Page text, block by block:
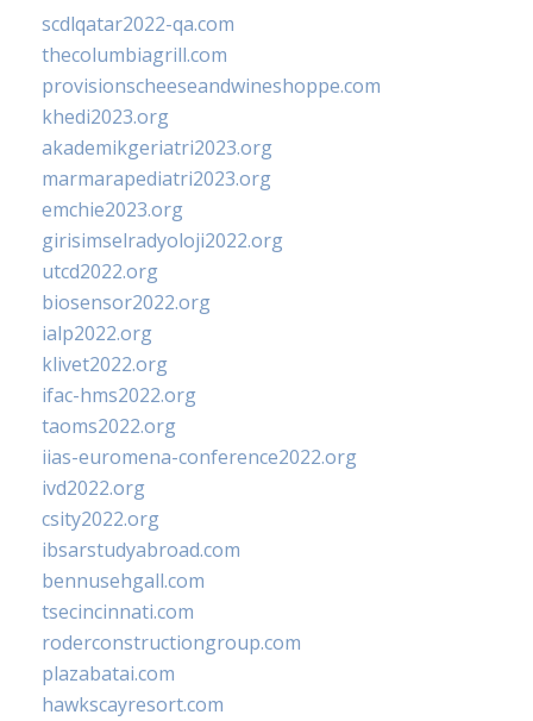
scdlqatar2022-qa.com
thecolumbiagrill.com
provisionscheeseandwineshoppe.com
khedi2023.org
akademikgeriatri2023.org
marmarapediatri2023.org
emchie2023.org
girisimselradyoloji2022.org
utcd2022.org
biosensor2022.org
ialp2022.org
klivet2022.org
ifac-hms2022.org
taoms2022.org
iias-euromena-conference2022.org
ivd2022.org
csity2022.org
ibsarstudyabroad.com
bennusehgall.com
tsecincinnati.com
roderconstructiongroup.com
plazabatai.com
hawkscayresort.com